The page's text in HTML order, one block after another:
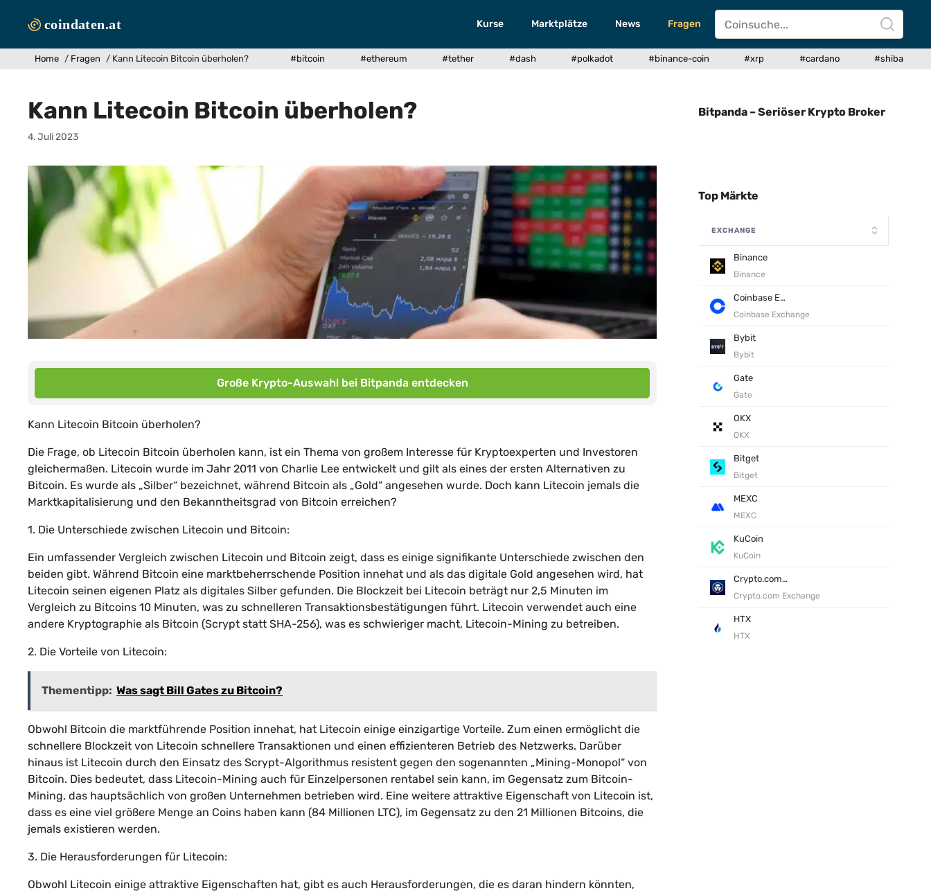
Inhalt
Kurse Marktplätze News Fragen
Home / Fragen / Kann Litecoin Bitcoin überholen? #bitcoin #ethereum #tether #dash #polkadot #binance-coin #xrp #cardano #shiba
Kann Litecoin Bitcoin überholen?
4. Juli 2023
Große Krypto-Auswahl bei Bitpanda entdecken
Kann Litecoin Bitcoin überholen?
Die Frage, ob Litecoin Bitcoin überholen kann, ist ein Thema von großem Interesse für Kryptoexperten und Investoren
gleichermaßen. Litecoin wurde im Jahr 2011 von Charlie Lee entwickelt und gilt als eines der ersten Alternativen zu
Bitcoin. Es wurde als „Silber“ bezeichnet, während Bitcoin als „Gold“ angesehen wurde. Doch kann Litecoin jemals die
Marktkapitalisierung und den Bekanntheitsgrad von Bitcoin erreichen?
1. Die Unterschiede zwischen Litecoin und Bitcoin:
Ein umfassender Vergleich zwischen Litecoin und Bitcoin zeigt, dass es einige signifikante Unterschiede zwischen den
beiden gibt. Während Bitcoin eine marktbeherrschende Position innehat und als das digitale Gold angesehen wird, hat
Litecoin seinen eigenen Platz als digitales Silber gefunden. Die Blockzeit bei Litecoin beträgt nur 2,5 Minuten im
Vergleich zu Bitcoins 10 Minuten, was zu schnelleren Transaktionsbestätigungen führt. Litecoin verwendet auch eine
andere Kryptographie als Bitcoin (Scrypt statt SHA-256), was es schwieriger macht, Litecoin-Mining zu betreiben.
2. Die Vorteile von Litecoin:
Thementipp: Was sagt Bill Gates zu Bitcoin?
Obwohl Bitcoin die marktführende Position innehat, hat Litecoin einige einzigartige Vorteile. Zum einen ermöglicht die
schnellere Blockzeit von Litecoin schnellere Transaktionen und einen effizienteren Betrieb des Netzwerks. Darüber
hinaus ist Litecoin durch den Einsatz des Scrypt-Algorithmus resistent gegen den sogenannten „Mining-Monopol“ von
Bitcoin. Dies bedeutet, dass Litecoin-Mining auch für Einzelpersonen rentabel sein kann, im Gegensatz zum Bitcoin-
Mining, das hauptsächlich von großen Unternehmen betrieben wird. Eine weitere attraktive Eigenschaft von Litecoin ist,
dass es eine viel größere Menge an Coins haben kann (84 Millionen LTC), im Gegensatz zu den 21 Millionen Bitcoins, die
jemals existieren werden.
3. Die Herausforderungen für Litecoin:
Obwohl Litecoin einige attraktive Eigenschaften hat, gibt es auch Herausforderungen, die es daran hindern könnten,
Bitpanda – Seriöser Krypto Broker
Top Märkte
EXCHANGE
Binance
Binance
Coinbase Exchange
Coinbase Exchange
Bybit
Bybit
Gate
Gate
OKX
OKX
Bitget
Bitget
MEXC
MEXC
KuCoin
KuCoin
Crypto.com Exchange
Crypto.com Exchange
HTX
HTX